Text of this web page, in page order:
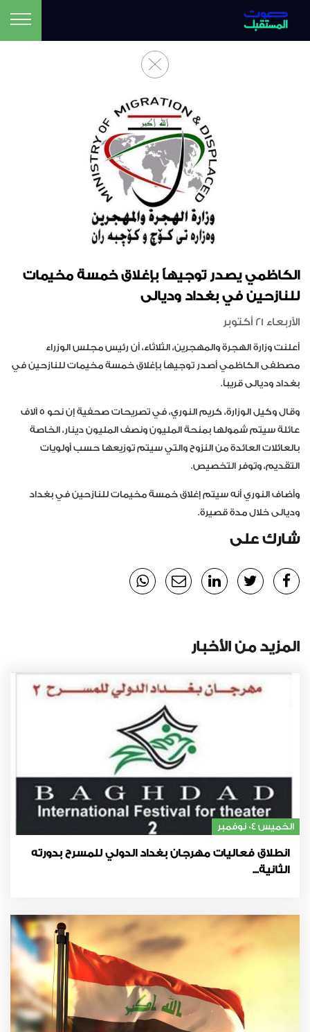
الكاظمي يصدر توجيهاً بإغلاق خمسة مخيمات
للنازحين في بغداد وديالى
الأربعاء 21 أكتوبر
أعلنت وزارة الهجرة والمهجرين، الثلاثاء، أن رئيس مجلس الوزراء
مصطفى الكاظمي أصدر توجيهاً بإغلاق خمسة مخيمات للنازحين في
بغداد وديالى قريباً.
وقال وكيل الوزارة، كريم النوري، في تصريحات صحفية إن نحو 5 آلاف
عائلة سيتم شمولها بمنحة المليون ونصف المليون دينار، الخاصة
بالعائلات العائدة من النزوح والتي سيتم توزيعها حسب أولويات
التقديم، وتوفر التخصيص.
وأضاف النوري أنه سيتم إغلاق خمسة مخيمات للنازحين في بغداد
وديالى خلال مدة قصيرة.
شارك على
المزيد من الأخبار
الخميس 04 نوفمبر
انطلاق فعاليات مهرجان بغداد الدولي للمسرح بدورته
الثانية...